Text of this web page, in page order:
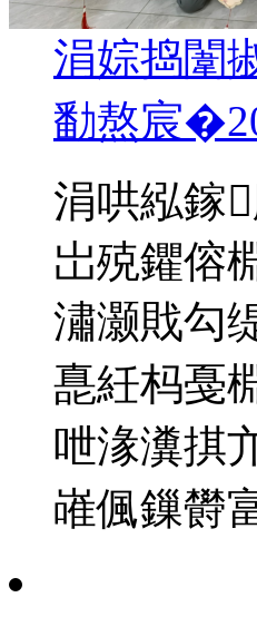
涓婃捣闈
勫熬宸�
涓哄紭鎵
岀殑鑺傛
潚灏戝勾
嗭紝杩戞
呭湪瀵掑
嶉偑鏁欎